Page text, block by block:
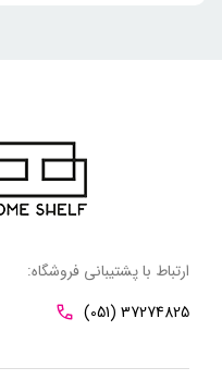
ارتباط با پشتیبانی فروشگاه:
(051) 37274825